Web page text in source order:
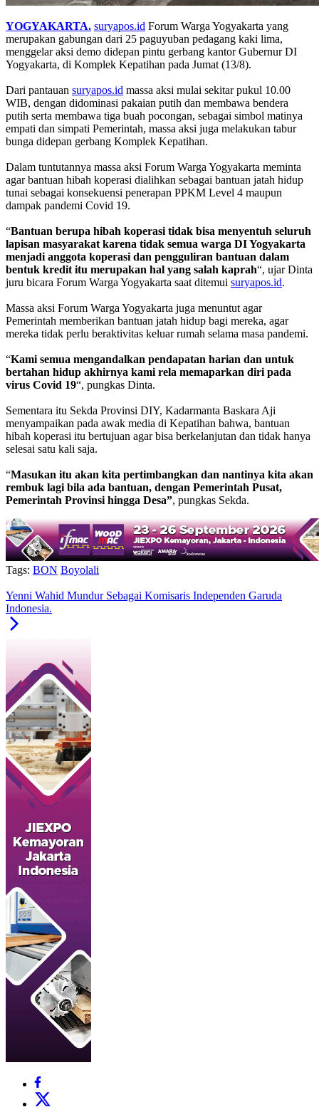
YOGYAKARTA. suryapos.id Forum Warga Yogyakarta yang
merupakan gabungan dari 25 paguyuban pedagang kaki lima,
menggelar aksi demo didepan pintu gerbang kantor Gubernur DI
Yogyakarta, di Komplek Kepatihan pada Jumat (13/8).
Dari pantauan suryapos.id massa aksi mulai sekitar pukul 10.00
WIB, dengan didominasi pakaian putih dan membawa bendera
putih serta membawa tiga buah pocongan, sebagai simbol matinya
empati dan simpati Pemerintah, massa aksi juga melakukan tabur
bunga didepan gerbang Komplek Kepatihan.
Dalam tuntutannya massa aksi Forum Warga Yogyakarta meminta
agar bantuan hibah koperasi dialihkan sebagai bantuan jatah hidup
tunai sebagai konsekuensi penerapan PPKM Level 4 maupun
dampak pandemi Covid 19.
“Bantuan berupa hibah koperasi tidak bisa menyentuh seluruh
lapisan masyarakat karena tidak semua warga DI Yogyakarta
menjadi anggota koperasi dan pengguliran bantuan dalam
bentuk kredit itu merupakan hal yang salah kaprah“, ujar Dinta
juru bicara Forum Warga Yogyakarta saat ditemui suryapos.id.
Massa aksi Forum Warga Yogyakarta juga menuntut agar
Pemerintah memberikan bantuan jatah hidup bagi mereka, agar
mereka tidak perlu beraktivitas keluar rumah selama masa pandemi.
“Kami semua mengandalkan pendapatan harian dan untuk
bertahan hidup akhirnya kami rela memaparkan diri pada
virus Covid 19“, pungkas Dinta.
Sementara itu Sekda Provinsi DIY, Kadarmanta Baskara Aji
menyampaikan pada awak media di Kepatihan bahwa, bantuan
hibah koperasi itu bertujuan agar bisa berkelanjutan dan tidak hanya
selesai satu kali saja.
“Masukan itu akan kita pertimbangkan dan nantinya kita akan
rembuk lagi bila ada bantuan, dengan Pemerintah Pusat,
Pemerintah Provinsi hingga Desa”, pungkas Sekda.
Tags: BON Boyolali
Yenni Wahid Mundur Sebagai Komisaris Independen Garuda
Indonesia.